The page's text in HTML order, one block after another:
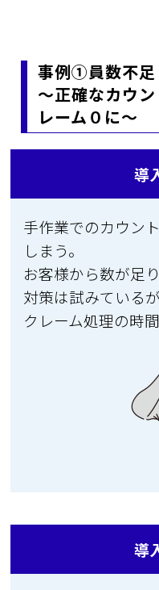
事例①員数不足
～正確なカウ
レーム０に～
導
手作業でのカウン
しまう。
お客様から数が足
対策は試みている
クレーム処理の時
導